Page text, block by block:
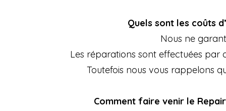
Quels sont les coûts
Nous ne
Les réparations sont effectuées par
Toutefois nous vous rappelons
Comment faire venir le